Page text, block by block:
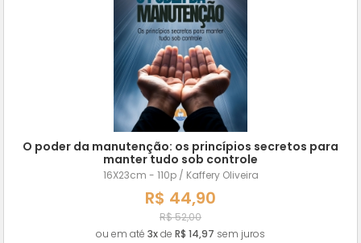
O poder da manutenção: os princípios secretos para
manter tudo sob controle
16X23cm - 110p / Kaffery Oliveira
R$ 44,90
R$ 52,00
ou em até 3xde R$ 14,97 sem juros